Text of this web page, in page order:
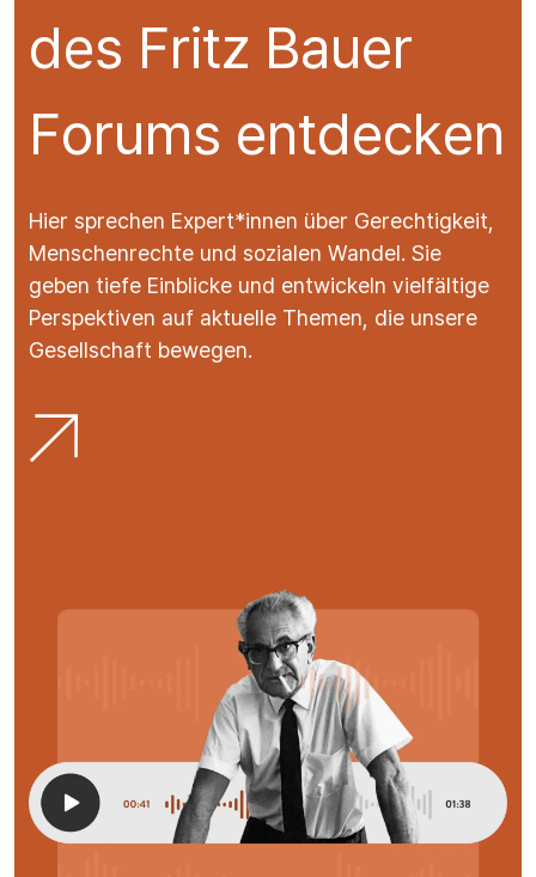
des Fritz Bauer
Forums entdecken
Hier sprechen Expert*innen über Gerechtigkeit,
Menschenrechte und sozialen Wandel. Sie
geben tiefe Einblicke und entwickeln vielfältige
Perspektiven auf aktuelle Themen, die unsere
Gesellschaft bewegen.